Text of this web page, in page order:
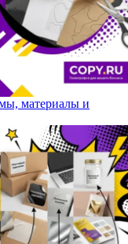
материалы и